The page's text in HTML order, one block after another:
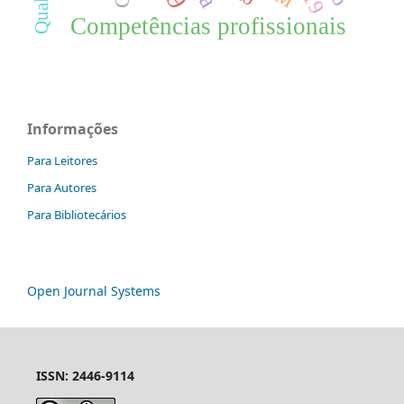
Competências profissionais
Informações
Para Leitores
Para Autores
Para Bibliotecários
Open Journal Systems
ISSN: 2446-9114